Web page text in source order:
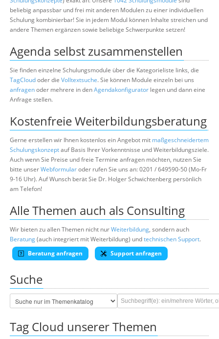
beliebig anpassbar und frei mit anderen Modulen zu einer individuellen
Schulung kombinierbar! Sie in jedem Modul können Inhalte streichen und
andere Themen ergänzen sowie beliebige Schwerpunkte setzen!
Agenda selbst zusammenstellen
Sie finden einzelne Schulungsmodule über die Kategorieliste links, die
TagCloudoder die Volltextsuche. Sie können Module einzeln bei uns
anfragenoder mehrere in denAgendakonfigurator legen und dann eine
Anfrage stellen.
Kostenfreie Weiterbildungsberatung
Gerne erstellen wir Ihnen kostenlos ein Angebot mit maßgeschneidertem
Schulungskonzeptauf Basis Ihrer Vorkenntnisse und Weiterbildungsziele.
Auch wenn Sie Preise und freie Termine anfragen möchten, nutzen Sie
bitte unserWebformularoder rufen Sie uns an: 0201 / 649590-50 (Mo-Fr
9-16 Uhr). Auf Wunsch berät Sie Dr. Holger Schwichtenberg persönlich
am Telefon!
Alle Themen auch als Consulting
Wir bieten zu allen Themen nicht nurWeiterbildung, sondern auch
Beratung(auch integriert mit Weiterbildung) undtechnischen Support.
Beratung anfragen
Support anfragen
Suche
Tag Cloud unserer Themen